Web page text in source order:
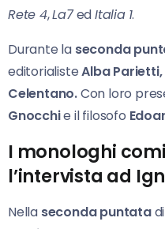
Rete 4,La7edItalia 1.
Durante la seconda
editorialisteAlba
Celentano.Con loro
Gnocchie il filosofo
I monologhi
l’intervista ad
Nella seconda puntatadi